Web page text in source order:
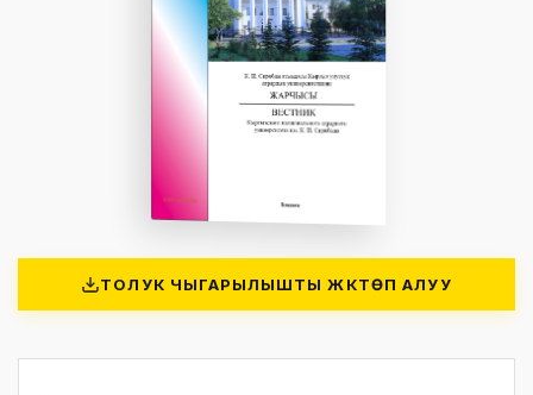
ТОЛУК ЧЫГАРЫЛЫШТЫ ЖҮКТӨП АЛУУ